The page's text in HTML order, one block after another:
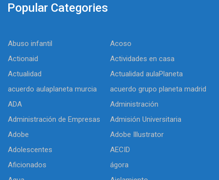
Popular Categories
Abuso infantil
Acoso
Actionaid
Actividades en casa
Actualidad
Actualidad aulaPlaneta
acuerdo aulaplaneta murcia
acuerdo grupo planeta madrid
ADA
Administración
Administración de Empresas
Admisión Universitaria
Adobe
Adobe Illustrator
Adolescentes
AECID
Aficionados
ágora